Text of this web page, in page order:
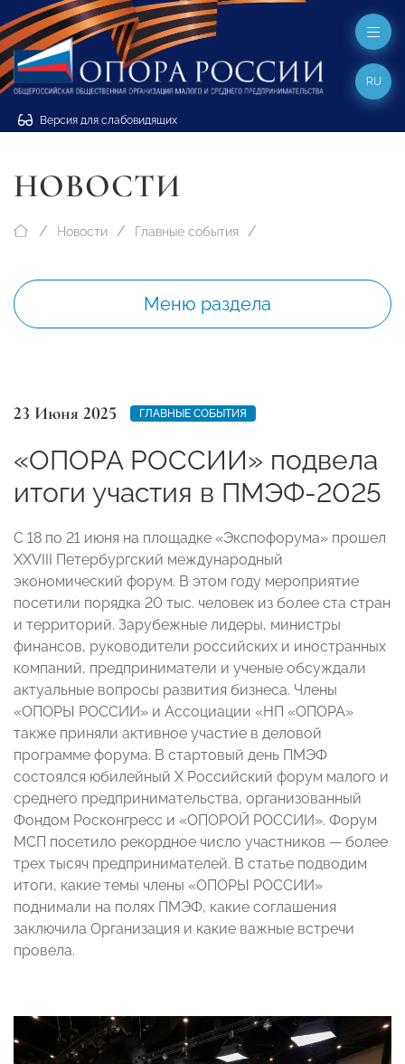
Версия для слабовидящих
RU
НОВОСТИ
Новости Главные события
Меню раздела
23 Июня 2025 ГЛАВНЫЕ СОБЫТИЯ
«ОПОРА РОССИИ» подвела
итоги участия в ПМЭФ-2025
С 18 по 21 июня на площадке «Экспофорума» прошел
XXVIII Петербургский международный
экономический форум. В этом году мероприятие
посетили порядка 20 тыс. человек из более ста стран
и территорий. Зарубежные лидеры, министры
финансов, руководители российских и иностранных
компаний, предприниматели и ученые обсуждали
актуальные вопросы развития бизнеса. Члены
«ОПОРЫ РОССИИ» и Ассоциации «НП «ОПОРА»
также приняли активное участие в деловой
программе форума. В стартовый день ПМЭФ
состоялся юбилейный X Российский форум малого и
среднего предпринимательства, организованный
Фондом Росконгресс и «ОПОРОЙ РОССИИ». Форум
МСП посетило рекордное число участников — более
трех тысяч предпринимателей. В статье подводим
итоги, какие темы члены «ОПОРЫ РОССИИ»
поднимали на полях ПМЭФ, какие соглашения
заключила Организация и какие важные встречи
провела.